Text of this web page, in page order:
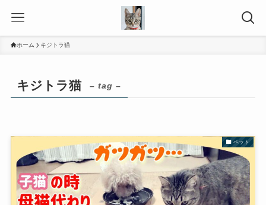
ホーム キジトラ猫
キジトラ猫 – tag –
ペット